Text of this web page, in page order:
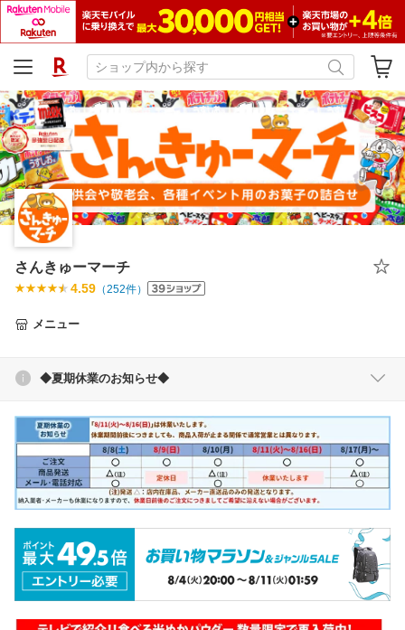
さんきゅーマーチ
4.59 （252件）
メニュー
◆夏期休業のお知らせ◆